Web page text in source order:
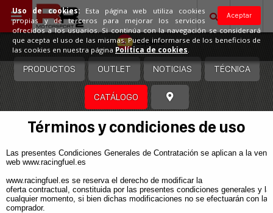
España
PRODUCTOS OUTLET NOTICIAS TÉCNICA
CATÁLOGO
Términos y condiciones de uso
Las presentes Condiciones Generales de Contratación se aplican a la
web www.racingfuel.es
www.racingfuel.es se reserva el derecho de modificar la
oferta contractual, constituida por las presentes condiciones generales y
cualquier momento, si bien dichas modificaciones no se efectuarán con
comprador.
Aceptar
Uso de cookies:Esta página web utiliza cookies
propias y de terceros para mejorar los servicios
ofrecidos a los usuarios. Si continúa con la navegación se considerará
que acepta el uso de las mismas. Puede informarse de los beneficios de
las cookies en nuestra página Política de cookies.